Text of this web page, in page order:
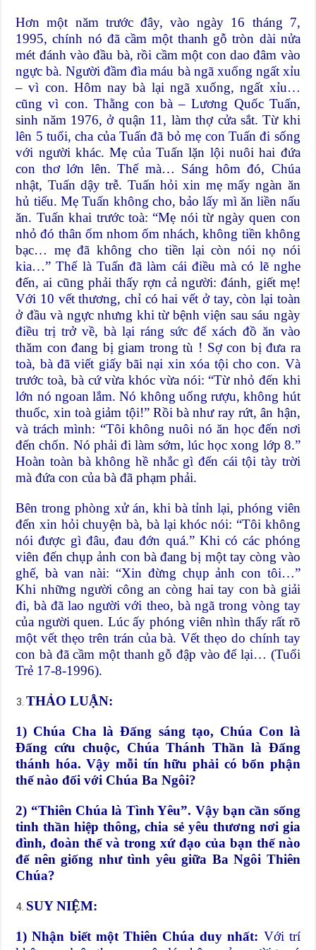
Hơn một năm trước đây, vào ngày 16 tháng 7,
1995, chính nó đã cầm một thanh gỗ tròn dài nửa
mét đánh vào đầu bà, rồi cầm một con dao đâm vào
ngực bà. Người đầm đìa máu bà ngã xuống ngất xỉu
– vì con. Hôm nay bà lại ngã xuống, ngất xỉu…
cũng vì con. Thằng con bà – Lương Quốc Tuấn,
sinh năm 1976, ở quận 11, làm thợ cửa sắt. Từ khi
lên 5 tuổi, cha của Tuấn đã bỏ mẹ con Tuấn đi sống
với người khác. Mẹ của Tuấn lặn lội nuôi hai đứa
con thơ lớn lên. Thế mà… Sáng hôm đó, Chúa
nhật, Tuấn dậy trễ. Tuấn hỏi xin mẹ mấy ngàn ăn
hủ tiếu. Mẹ Tuấn không cho, bảo lấy mì ăn liền nấu
ăn. Tuấn khai trước toà: “Mẹ nói từ ngày quen con
nhỏ đó thân ốm nhom ốm nhách, không tiền không
bạc… mẹ đã không cho tiền lại còn nói nọ nói
kia…” Thế là Tuấn đã làm cái điều mà có lẽ nghe
đến, ai cũng phải thấy rợn cả người: đánh, giết mẹ!
Với 10 vết thương, chỉ có hai vết ở tay, còn lại toàn
ở đầu và ngực nhưng khi từ bệnh viện sau sáu ngày
điều trị trở về, bà lại ráng sức để xách đồ ăn vào
thăm con đang bị giam trong tù ! Sợ con bị đưa ra
toà, bà đã viết giấy bãi nại xin xóa tội cho con. Và
trước toà, bà cứ vừa khóc vừa nói: “Từ nhỏ đến khi
lớn nó ngoan lắm. Nó không uống rượu, không hút
thuốc, xin toà giảm tội!” Rồi bà như ray rứt, ân hận,
và trách mình: “Tôi không nuôi nó ăn học đến nơi
đến chốn. Nó phải đi làm sớm, lúc học xong lớp 8.”
Hoàn toàn bà không hề nhắc gì đến cái tội tày trời
mà đứa con của bà đã phạm phải.
Bên trong phòng xử án, khi bà tỉnh lại, phóng viên
đến xin hỏi chuyện bà, bà lại khóc nói: “Tôi không
nói được gì đâu, đau đớn quá.” Khi có các phóng
viên đến chụp ảnh con bà đang bị một tay còng vào
ghế, bà van nài: “Xin đừng chụp ảnh con tôi…”
Khi những người công an còng hai tay con bà giải
đi, bà đã lao người với theo, bà ngã trong vòng tay
của người quen. Lúc ấy phóng viên nhìn thấy rất rõ
một vết thẹo trên trán của bà. Vết thẹo do chính tay
con bà đã cầm một thanh gỗ đập vào để lại… (Tuổi
Trẻ 17-8-1996).
THẢO LUẬN:
1) Chúa Cha là Đấng sáng tạo, Chúa Con là
Đấng cứu chuộc, Chúa Thánh Thần là Đấng
thánh hóa. Vậy mỗi tín hữu phải có bổn phận
thế nào đối với Chúa Ba Ngôi?
2) “Thiên Chúa là Tình Yêu”. Vậy bạn cần sống
tinh thần hiệp thông, chia sẻ yêu thương nơi gia
đình, đoàn thể và trong xứ đạo của bạn thế nào
để nên giống như tình yêu giữa Ba Ngôi Thiên
Chúa?
SUY NIỆM:
1) Nhận biết một Thiên Chúa duy nhất: Với trí